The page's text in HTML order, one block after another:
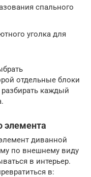
спального
уголка для
отдельные блоки
каждый
элемента
диванной
по внешнему виду
в интерьер.
в: